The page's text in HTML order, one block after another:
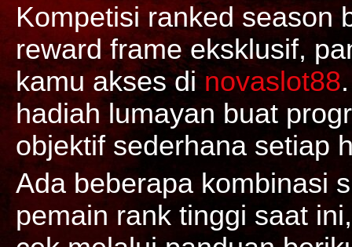
Kompetisi ranked season
reward frame eksklusif,
kamu akses dinovaslot88
hadiah lumayan buat
objektif sederhana setiap
Ada beberapa kombinasi
pemain rank tinggi saat